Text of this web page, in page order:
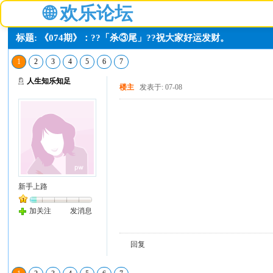
🌐 欢乐论坛
标题: 《074期》：??「杀③尾」??祝大家好运发财。
1 2 3 4 5 6 7
人生知乐知足
新手上路
加关注 发消息
楼主 发表于: 07-08
回复